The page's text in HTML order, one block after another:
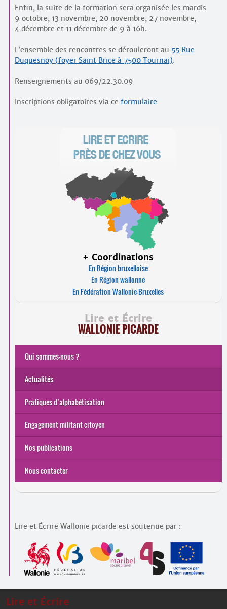
Enfin, la suite de la formation sera organisée les mardis
9 octobre, 13 novembre, 20 novembre, 27 novembre,
4 décembre et 11 décembre de 9 à 16h.
L’ensemble des rencontres se dérouleront au 55 Rue
Duquesnoy (foyer Saint Brice à 7500 Tournai).
Renseignements au 069/22.30.09
Inscriptions obligatoires via ce formulaire
+ Coordinations
En Région bruxelloise
En Région wallonne
En Fédération Wallonie-Bruxelles
Lire et Écrire
WALLONIE PICARDE
Qui sommes-nous ?
Actualités
Pratiques d’alphabétisation
Engagement militant citoyen
Nos publications
Nous contacter
Lire et Écrire Wallonie picarde est soutenue par :
Lire et Écrire